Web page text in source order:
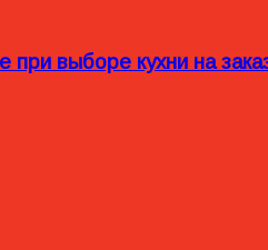
при выборе кухни на